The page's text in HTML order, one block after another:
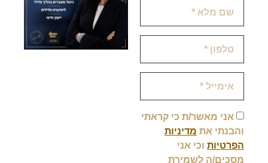
אני מאשר/ת כי קראתי
והבנתי את מדיניות
הפרטיות וכי אני
מסכים/ה לשמירת